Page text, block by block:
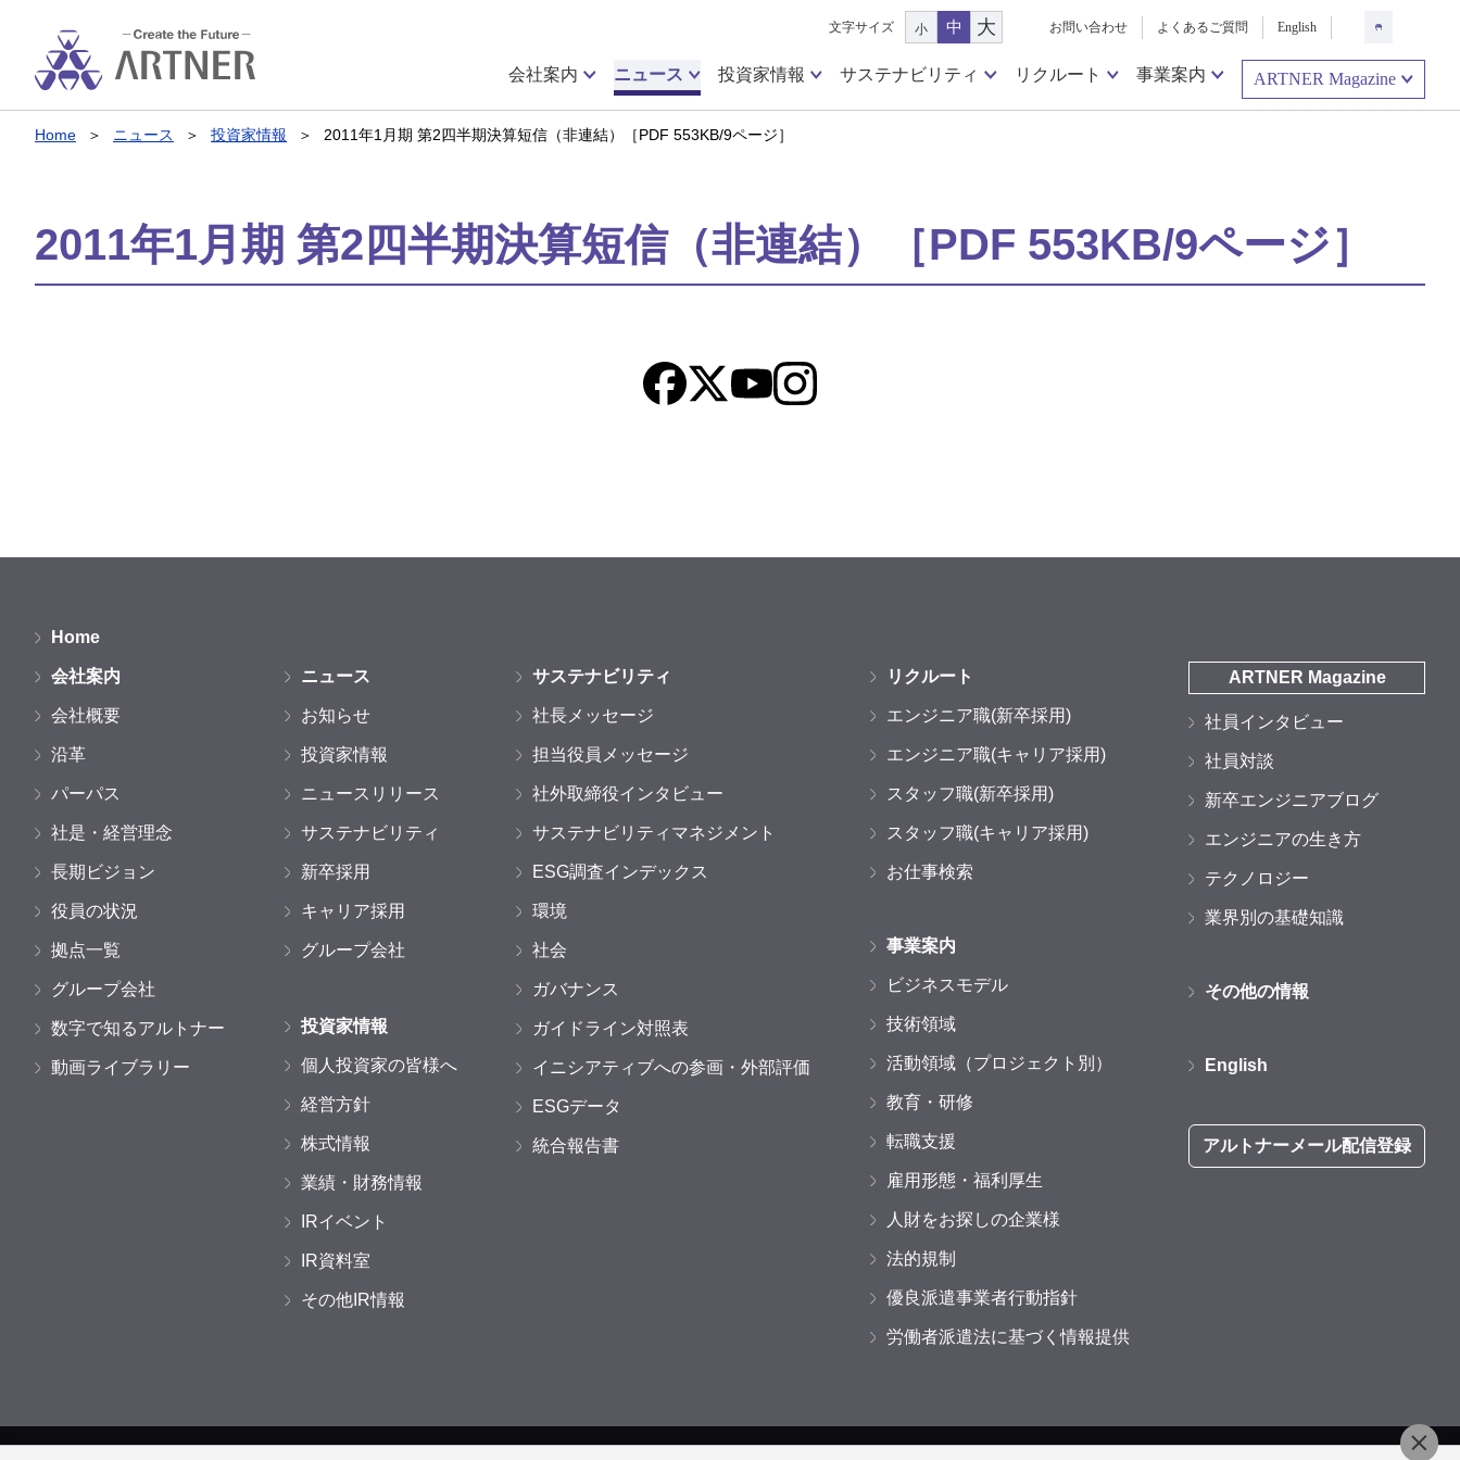
文字サイズ 小 中 大 お問い合わせ よくあるご質問 English
会社案内 ニュース 投資家情報 サステナビリティ リクルート 事業案内 ARTNER Magazine
Home ニュース 投資家情報 2011年1月期 第2四半期決算短信（非連結）［PDF 553KB/9ページ］
2011年1月期 第2四半期決算短信（非連結）［PDF 553KB/9ページ］
Home
会社案内
会社概要
沿革
パーパス
社是・経営理念
長期ビジョン
役員の状況
拠点一覧
グループ会社
数字で知るアルトナー
動画ライブラリー
ニュース
お知らせ
投資家情報
ニュースリリース
サステナビリティ
新卒採用
キャリア採用
グループ会社
投資家情報
個人投資家の皆様へ
経営方針
株式情報
業績・財務情報
IRイベント
IR資料室
その他IR情報
サステナビリティ
社長メッセージ
担当役員メッセージ
社外取締役インタビュー
サステナビリティマネジメント
ESG調査インデックス
環境
社会
ガバナンス
ガイドライン対照表
イニシアティブへの参画・外部評価
ESGデータ
統合報告書
リクルート
エンジニア職(新卒採用)
エンジニア職(キャリア採用)
スタッフ職(新卒採用)
スタッフ職(キャリア採用)
お仕事検索
事業案内
ビジネスモデル
技術領域
活動領域（プロジェクト別）
教育・研修
転職支援
雇用形態・福利厚生
人財をお探しの企業様
法的規制
優良派遣事業者行動指針
労働者派遣法に基づく情報提供
ARTNER Magazine
社員インタビュー
社員対談
新卒エンジニアブログ
エンジニアの生き方
テクノロジー
業界別の基礎知識
その他の情報
English
アルトナーメール配信登録